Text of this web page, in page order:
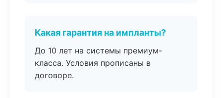
Какая гарантия на импланты?
До 10 лет на системы премиум-
класса. Условия прописаны в
договоре.